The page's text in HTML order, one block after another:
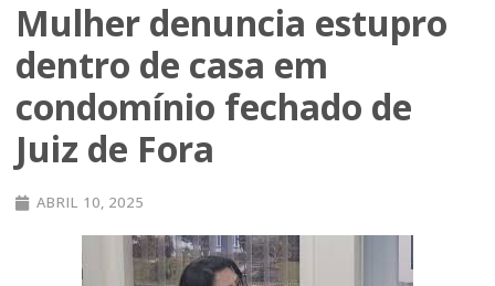
Mulher denuncia estupro
dentro de casa em
condomínio fechado de
Juiz de Fora
ABRIL 10, 2025